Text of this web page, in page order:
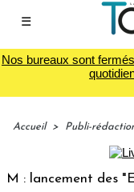
☰
Nos bureaux sont
Accueil > Publi-
lancement des